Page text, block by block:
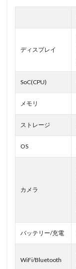
ディスプレイ
SoC(CPU)
メモリ
ストレージ
OS
カメラ
バッテリー/充電
WiFi/Bluetooth